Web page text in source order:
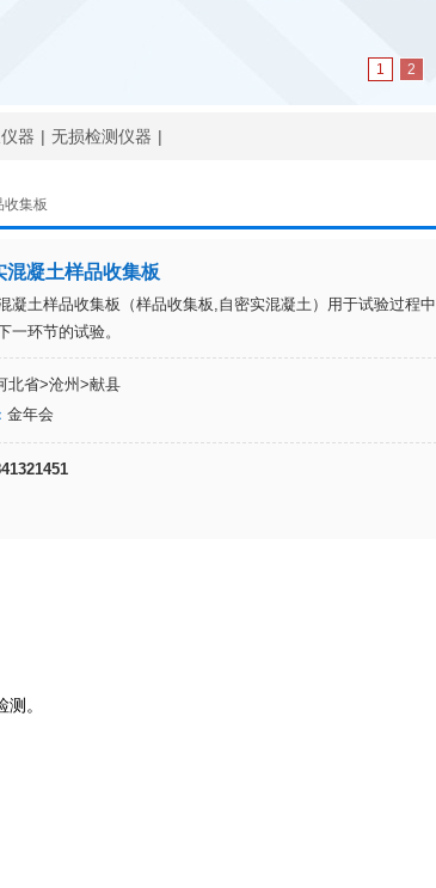
1 2
器 | 无损检测仪器 |
收集板
混凝土样品收集板
凝土样品收集板 （样品收集板,自密实混凝土）用于试验过程中
一环节的试验。
北省>沧州>献县
金年会
。